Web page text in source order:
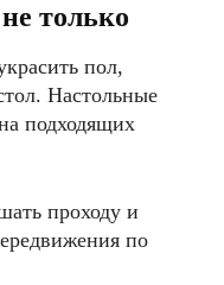
только
пол,
Настольные
подходящих
проходу и
по